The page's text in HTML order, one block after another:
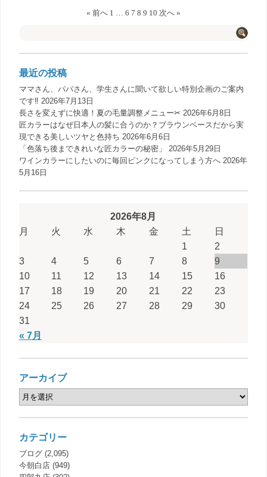
« 前へ 1 … 6 7 8 9 10 次へ »
最近の投稿
ママさん、パパさん、学生さんに聞いて欲しい特別企画のご案内
です‼️ 2026年7月13日
長さを変えずに快適！夏の毛量調整メニュー✂︎ 2026年6月8日
匠カラーはなぜ日本人の髪に合うのか？ブラウンベースだから実
現できる美しいツヤと色持ち 2026年6月6日
「色落ち後まできれいな匠カラーの秘密」
2026年5月29日
ワインカラーにしたいのに毎回ピンクになってしまう方へ 2026年
5月16日
2026年8月
月
火 水 木 金 土 日
« 7月
1
2
3
4 5 6 7 8
9
10
11 12 13 14 15
16
17
18 19 20 21 22
23
24
25 26 27 28 29
30
31
アーカイブ
カテゴリー
ブログ (2,095)
今朝白店 (949)